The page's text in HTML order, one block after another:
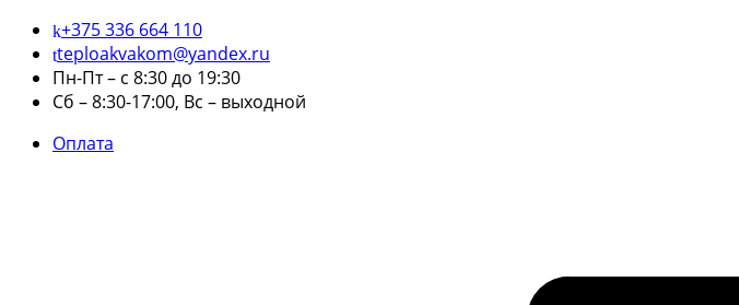
+375 336 664 110
teploakvakom@yandex.ru
Пн-Пт – с 8:30 до 19:30
Сб – 8:30-17:00, Вс – выходной
Оплата